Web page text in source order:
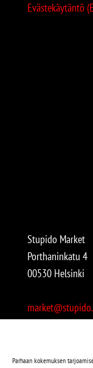
Parhaan kokemuksen
Evästekäytäntö
Stupido Market
Porthaninkatu 4
00530 Helsinki
Avoinna: